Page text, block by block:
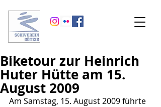
Biketour zur Heinrich
Huter Hütte am 15.
August 2009
Am Samstag, 15. August 2009 führte